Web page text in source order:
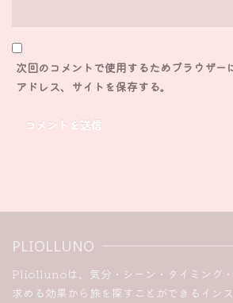
次回のコメントで使用するためブラウザー
アドレス、サイトを保存する。
PLIOLLUNO
Pliollunoは、気分・シーン・タイミング・
求める効果から旅を探すことができるイン